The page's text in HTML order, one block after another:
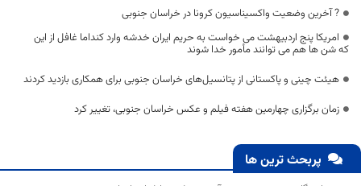
? آخرین وضعیت واکسیناسیون کرونا در خراسان جنوبی
امریکا پنج اردبیهشت می خواست به حریم ایران خدشه وارد کنداما غافل از این
که شن ها هم می توانند مأمور خدا شوند
هیئت چینی و پاکستانی از پتانسیل‌های خراسان جنوبی برای همکاری بازدید کردند
زمان برگزاری چهارمین هفته فیلم و عکس خراسان جنوبی، تغییر کرد
پربحث ترین ها